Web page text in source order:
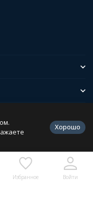
Избранное Войти
Хорошо